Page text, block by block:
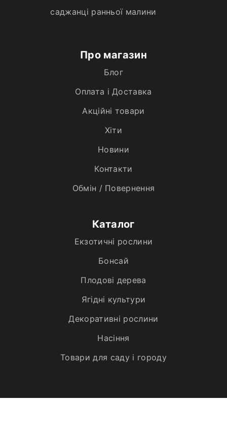
саджанці ранньої малини
Про магазин
Блог
Оплата і Доставка
Акційні товари
Хiти
Новини
Контакти
Обмін / Повернення
Каталог
Екзотичні рослини
Бонсай
Плодові дерева
Ягідні культури
Декоративні рослини
Насіння
Товари для саду і городу